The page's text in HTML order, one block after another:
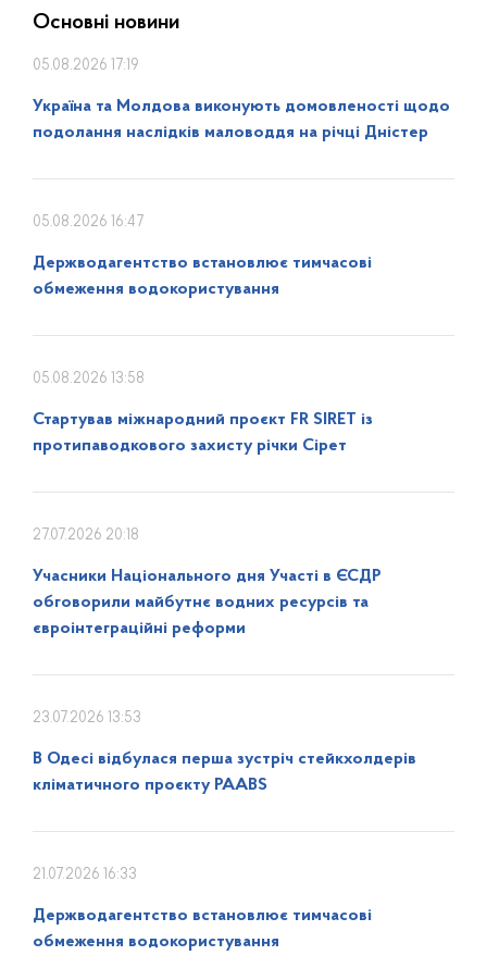
Основні новини
05.08.2026 17:19
Україна та Молдова виконують домовленості щодо
подолання наслідків маловоддя на річці Дністер
05.08.2026 16:47
Держводагентство встановлює тимчасові
обмеження водокористування
05.08.2026 13:58
Стартував міжнародний проєкт FR SIRET із
протипаводкового захисту річки Сірет
27.07.2026 20:18
Учасники Національного дня Участі в ЄСДР
обговорили майбутнє водних ресурсів та
євроінтеграційні реформи
23.07.2026 13:53
В Одесі відбулася перша зустріч стейкхолдерів
кліматичного проєкту PAABS
21.07.2026 16:33
Держводагентство встановлює тимчасові
обмеження водокористування